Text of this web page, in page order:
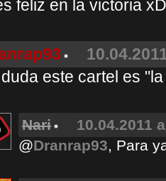
feliz en la victoria xD
este cartel es
Nari
10.04.2011
@Dranrap93, Para